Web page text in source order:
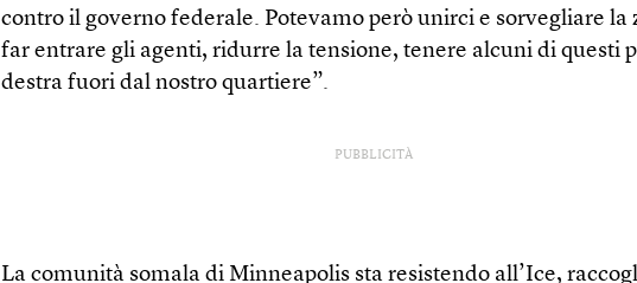
contro il governo federale. Potevamo però unirci e sorvegliare la
far entrare gli agenti, ridurre la tensione, tenere alcuni di questi
destra fuori dal nostro quartiere”.
PUBBLICITÀ
La comunità somala di Minneapolis sta resistendo all’Ice,